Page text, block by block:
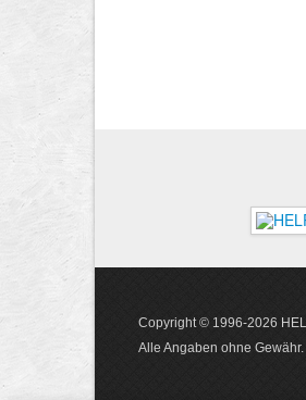
Copyright © 1996-2026
Alle Angaben ohne Gewähr.